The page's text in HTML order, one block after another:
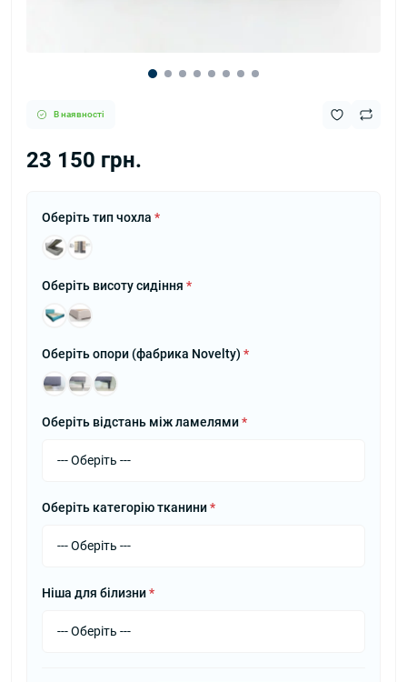
В наявності
23 150 грн.
Оберіть тип чохла *
Оберіть висоту сидіння *
Оберіть опори (фабрика Novelty) *
Оберіть відстань між ламелями*
Оберіть категорію тканини*
Ніша для білизни*